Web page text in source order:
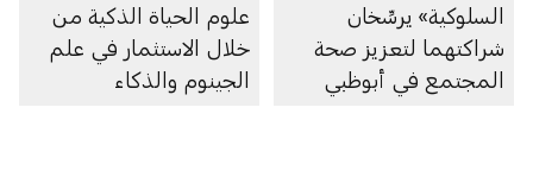
السلوكية» يرسِّخان
شراكتهما لتعزيز صحة
المجتمع في أبوظبي
علوم الحياة الذكية من
خلال الاستثمار في علم
الجينوم والذكاء